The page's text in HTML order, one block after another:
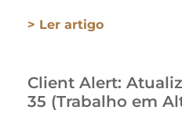
> Ler artigo
Client Alert:
35 (Trabalho em